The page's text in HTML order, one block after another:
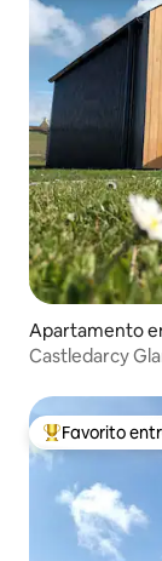
Apartamento
Castledarcy
Favorito entre
Favorito